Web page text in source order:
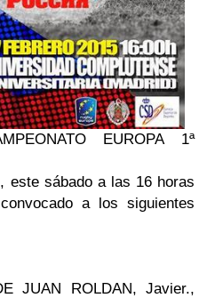
EUROPA 1ª
este sábado a las 16 horas
a los siguientes
JUAN ROLDAN, Javier.,